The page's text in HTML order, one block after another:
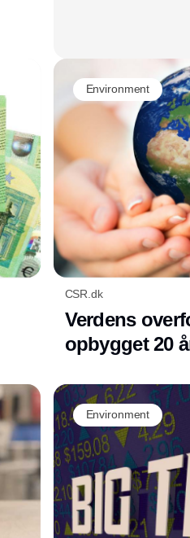
Environment
CSR.dk
Verdens
opbygget 20
Environment